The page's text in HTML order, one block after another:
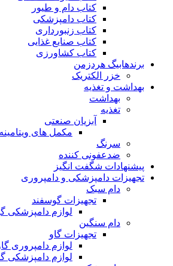
کتاب دام و طیور
کتاب دامپزشکی
کتاب زنبورداری
کتاب صنایع غذایی
کتاب کشاورزی
برندهابیگ هردزمن
خزر الکتریک
بهداشت و تغذیه
بهداشت
تغذیه
آبزیان صنعتی
مکمل های
سرنگ
ضدعفونی کننده
پیشنهادات شگفت انگیز
تجهیزات دامپزشکی و دامپروری
دام سبک
تجهیزات گوسفند
لوازم دامپزشکی
دام سنگین
تجهیزات گاو
لوازم دامپروری
لوازم دامپزشکی